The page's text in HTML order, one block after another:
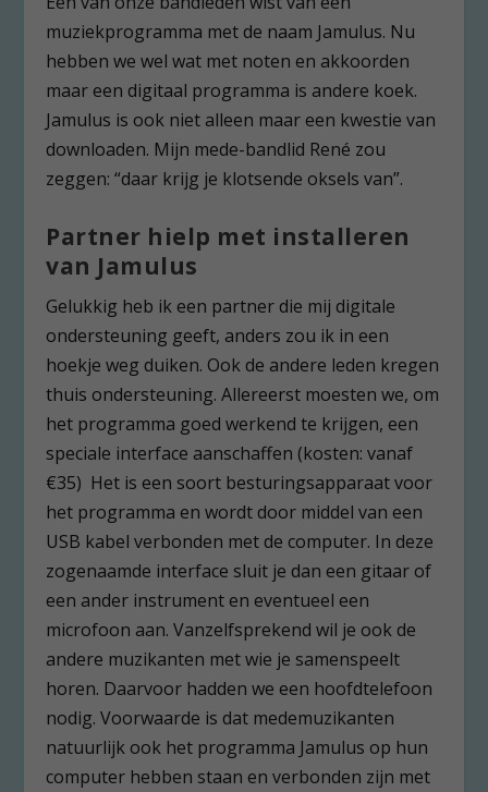
muziekprogramma met de naam Jamulus. Nu
hebben we wel wat met noten en akkoorden
maar een digitaal programma is andere koek.
Jamulus is ook niet alleen maar een kwestie van
downloaden. Mijn mede-bandlid René zou
zeggen: “daar krijg je klotsende oksels van”.
Partner hielp met installeren
van Jamulus
Gelukkig heb ik een partner die mij digitale
ondersteuning geeft, anders zou ik in een
hoekje weg duiken. Ook de andere leden kregen
thuis ondersteuning. Allereerst moesten we, om
het programma goed werkend te krijgen, een
speciale interface aanschaffen (kosten: vanaf
€35) Het is een soort besturingsapparaat voor
het programma en wordt door middel van een
USB kabel verbonden met de computer. In deze
zogenaamde interface sluit je dan een gitaar of
een ander instrument en eventueel een
microfoon aan. Vanzelfsprekend wil je ook de
andere muzikanten met wie je samenspeelt
horen. Daarvoor hadden we een hoofdtelefoon
nodig. Voorwaarde is dat medemuzikanten
natuurlijk ook het programma Jamulus op hun
computer hebben staan en verbonden zijn met